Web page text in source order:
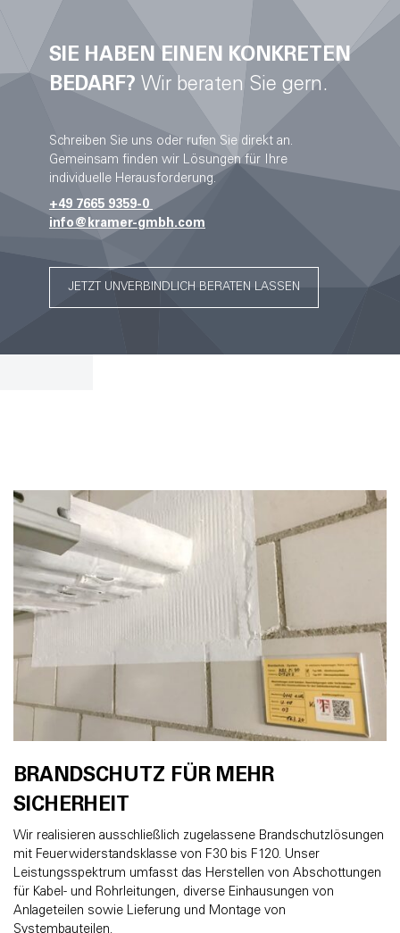
SIE HABEN EINEN KONKRETEN
BEDARF? Wir beraten Sie gern.
Schreiben Sie uns oder rufen Sie direkt an.
Gemeinsam finden wir Lösungen für Ihre
individuelle Herausforderung.
+49 7665 9359-0
info@kramer-gmbh.com
JETZT UNVERBINDLICH BERATEN LASSEN
BRANDSCHUTZ FÜR MEHR
SICHERHEIT
Wir realisieren ausschließlich zugelassene Brandschutzlösungen
mit Feuerwiderstandsklasse von F30 bis F120. Unser
Leistungsspektrum umfasst das Herstellen von Abschottungen
für Kabel- und Rohrleitungen, diverse Einhausungen von
Anlageteilen sowie Lieferung und Montage von
Systembauteilen.